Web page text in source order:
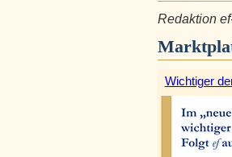
Redaktion
Wichtiger